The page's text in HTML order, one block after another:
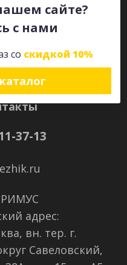
сайте?
с нами
со скидкой 10%
37-13
адрес:
вн. тер. г.
Савеловский,